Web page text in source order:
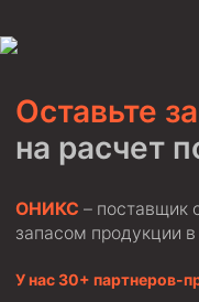
Оставьте
на расчет
ОНИКС – поставщик
запасом продукции
У нас 30+ партнеров-